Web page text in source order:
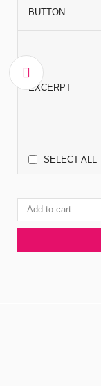
BUTTON
EXCERPT
SELECT ALL